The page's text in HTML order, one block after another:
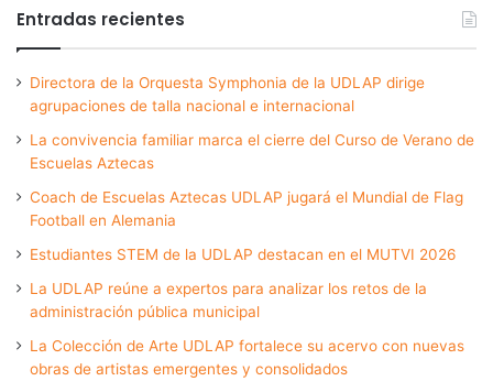
Entradas recientes
Directora de la Orquesta Symphonia de la UDLAP dirige
agrupaciones de talla nacional e internacional
La convivencia familiar marca el cierre del Curso de Verano de
Escuelas Aztecas
Coach de Escuelas Aztecas UDLAP jugará el Mundial de Flag
Football en Alemania
Estudiantes STEM de la UDLAP destacan en el MUTVI 2026
La UDLAP reúne a expertos para analizar los retos de la
administración pública municipal
La Colección de Arte UDLAP fortalece su acervo con nuevas
obras de artistas emergentes y consolidados